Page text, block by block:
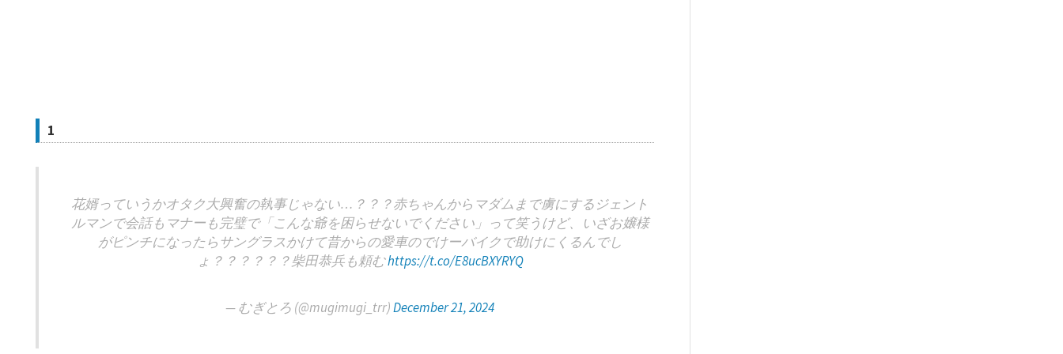
1
花婿っていうかオタク大興奮の執事じゃない…？？？赤ちゃんからマダムまで虜にするジェント
ルマンで会話もマナーも完璧で「こんな爺を困らせないでください」って笑うけど、いざお嬢様
がピンチになったらサングラスかけて昔からの愛車のでけーバイクで助けにくるんでし
ょ？？？？？？柴田恭兵も頼むhttps://t.co/E8ucBXYRYQ
— むぎとろ (@mugimugi_trr)December 21, 2024